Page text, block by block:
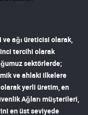
ağı üreticisi olarak,
tercihi olarak
sektörlerde;
ve ahlaki ilkelere
yerli üretim, en
Ağları müşterileri,
en üst seviyede